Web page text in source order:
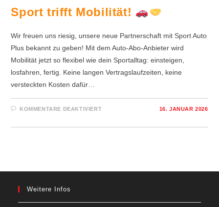
Sport trifft Mobilität!
Wir freuen uns riesig, unsere neue Partnerschaft mit Sport Auto
Plus bekannt zu geben! Mit dem Auto-Abo-Anbieter wird
Mobilität jetzt so flexibel wie dein Sportalltag: einsteigen,
losfahren, fertig. Keine langen Vertragslaufzeiten, keine
versteckten Kosten dafür…
KOMMENTARE DEAKTIVIERTFÜR
MOBILITÄT!
16. JANUAR 2026
Weitere Infos